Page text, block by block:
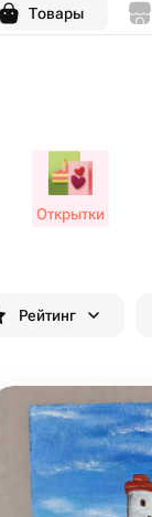
Товары
Открытки
Рейтинг